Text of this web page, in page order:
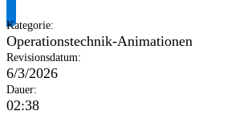
Kategorie:
Operationstechnik-Animationen
Revisionsdatum:
6/3/2026
Dauer:
02:38